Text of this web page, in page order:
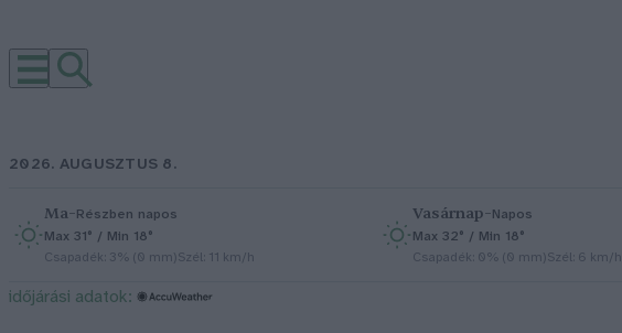
2026. AUGUSZTUS 8.
Ma–Részben napos
Max 31° / Min 18°
Csapadék: 3% (0 mm)Szél: 11 km/h
Vasárnap–Napos
Max 32° / Min 18°
Csapadék: 0% (0 mm)Szél: 6 km/h
időjárási adatok: